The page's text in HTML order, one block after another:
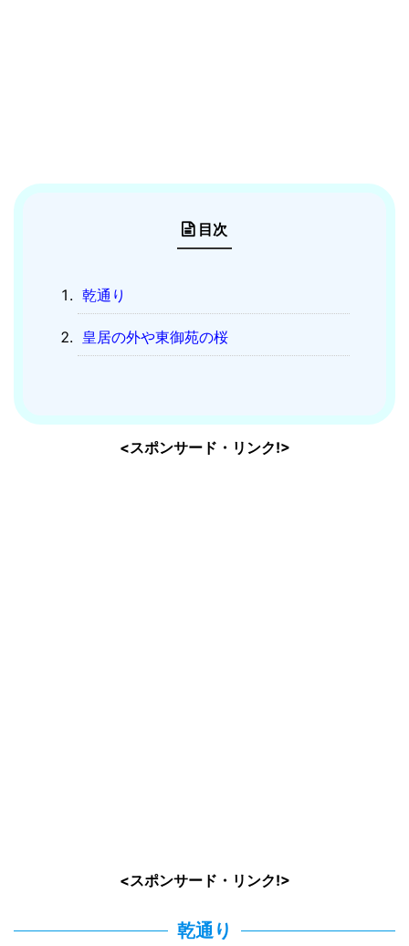
目次
乾通り
皇居の外や東御苑の桜
<スポンサード・リンク!>
<スポンサード・リンク!>
乾通り